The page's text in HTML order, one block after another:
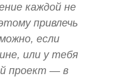
каждой не
привлечь
если
или у тебя
проект — в